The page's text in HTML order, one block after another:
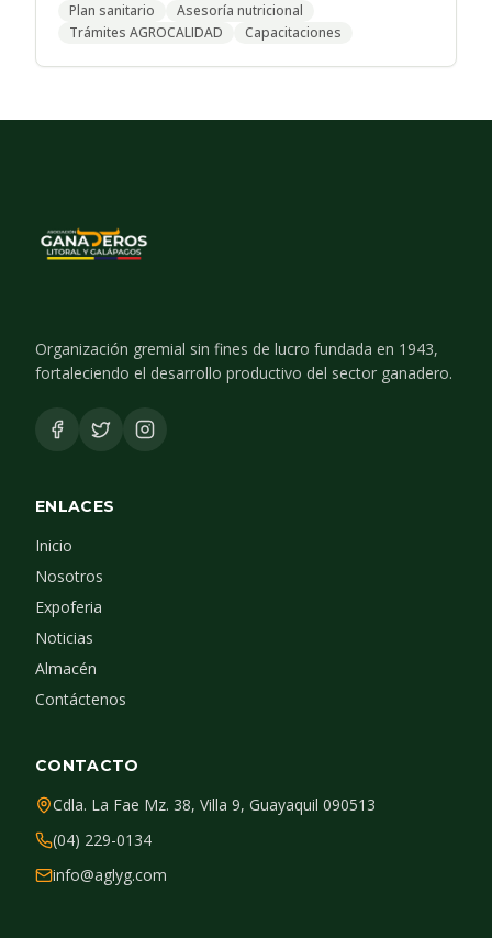
Plan sanitario
Asesoría nutricional
Trámites AGROCALIDAD
Capacitaciones
Organización gremial sin fines de lucro fundada en 1943,
fortaleciendo el desarrollo productivo del sector ganadero.
ENLACES
Inicio
Nosotros
Expoferia
Noticias
Almacén
Contáctenos
CONTACTO
Cdla. La Fae Mz. 38, Villa 9, Guayaquil 090513
(04) 229-0134
info@aglyg.com